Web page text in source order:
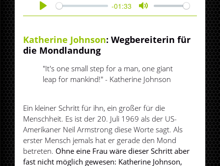
Play
-01:33
Mute
Katherine Johnson: Wegbereiterin für
die Mondlandung
"It's one small step for a man, one giant
leap for mankind!" - Katherine Johnson
Ein kleiner Schritt für ihn, ein großer für die
Menschheit. Es ist der 20. Juli 1969 als der US-
Amerikaner Neil Armstrong diese Worte sagt. Als
erster Mensch jemals hat er gerade den Mond
betreten. Ohne eine Frau wäre dieser Schritt aber
fast nicht möglich gewesen: Katherine Johnson,